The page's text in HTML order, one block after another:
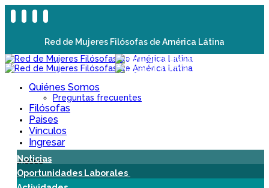
Red de Mujeres Filósofas de América Látina
Quiénes Somos
Preguntas frecuentes
Filósofas
Paises
Vínculos
Ingresar
Noticias
Oportunidades Laborales